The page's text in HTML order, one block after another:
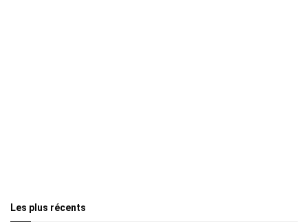
Les plus récents